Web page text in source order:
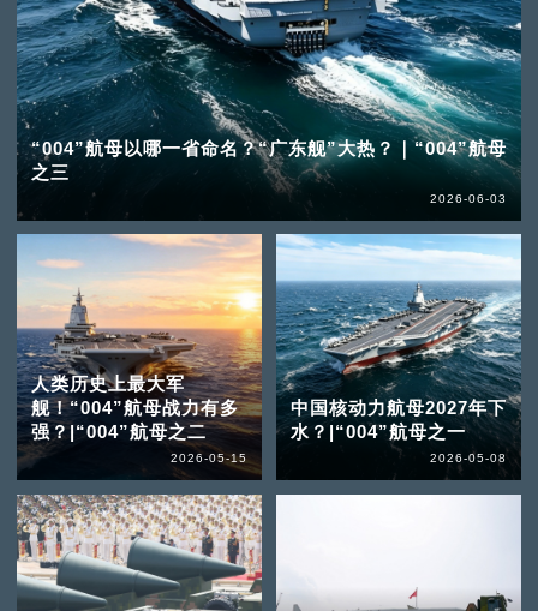
“004”航母以哪一省命名？“广东舰”大热？｜“004”航母
之三
2026-06-03
人类历史上最大军
舰！“004”航母战力有多
强？|“004”航母之二
2026-05-15
中国核动力航母2027年下
水？|“004”航母之一
2026-05-08